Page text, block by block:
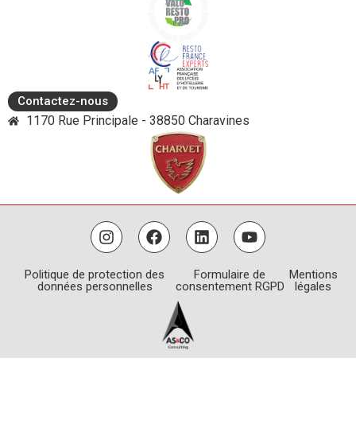
Contactez-nous
1170 Rue Principale - 38850 Charavines
Politique de protection des
données personnelles
Formulaire de
consentement RGPD
Mentions
légales